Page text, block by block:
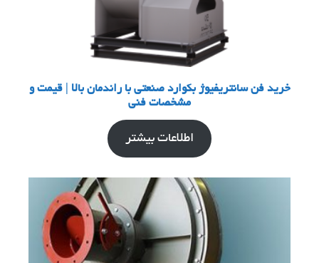
خرید فن سانتریفیوژ بکوارد صنعتی با راندمان بالا | قیمت و
مشخصات فنی
اطلاعات بیشتر